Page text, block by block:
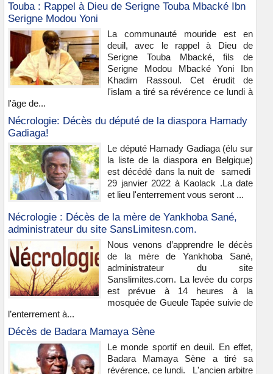
Touba : Rappel à Dieu de Serigne Touba Mbacké Ibn
Serigne Modou Yoni
La communauté mouride est en
deuil, avec le rappel à Dieu de
Serigne Touba Mbacké, fils de
Serigne Modou Mbacké Yoni Ibn
Khadim Rassoul. Cet érudit de
l'islam a tiré sa révérence ce lundi à
l'âge de...
Nécrologie: Décès du député de la diaspora Hamady
Gadiaga!
Le député Hamady Gadiaga (élu sur
la liste de la diaspora en Belgique)
est décédé dans la nuit de samedi
29 janvier 2022 à Kaolack .La date
et lieu l'enterrement vous seront ...
Nécrologie : Décès de la mère de Yankhoba Sané,
administrateur du site SansLimitesn.com.
Nous venons d’apprendre le décès
de la mère de Yankhoba Sané,
administrateur du site
Sanslimites.com. La levée du corps
est prévue à 14 heures à la
mosquée de Gueule Tapée suivie de
l’enterrement à...
Décès de Badara Mamaya Sène
Le monde sportif en deuil. En effet,
Badara Mamaya Sène a tiré sa
révérence, ce lundi. L'ancien arbitre